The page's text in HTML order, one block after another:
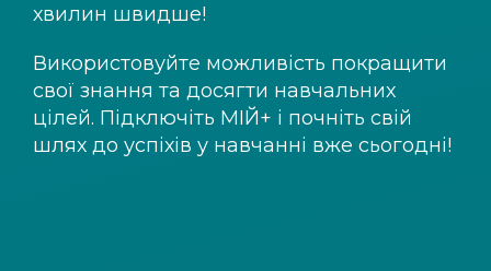
хвилин швидше!
Використовуйте можливість покращити
свої знання та досягти навчальних
цілей. Підключіть МІЙ+ і почніть свій
шлях до успіхів у навчанні вже сьогодні!